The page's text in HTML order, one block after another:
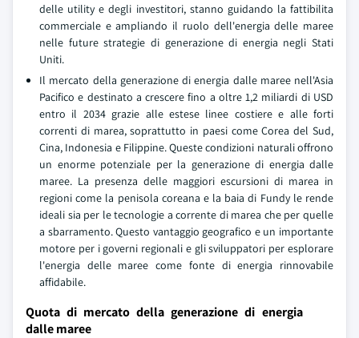
delle utility e degli investitori, stanno guidando la fattibilita
commerciale e ampliando il ruolo dell'energia delle maree
nelle future strategie di generazione di energia negli Stati
Uniti.
Il mercato della generazione di energia dalle maree nell'Asia
Pacifico e destinato a crescere fino a oltre 1,2 miliardi di USD
entro il 2034 grazie alle estese linee costiere e alle forti
correnti di marea, soprattutto in paesi come Corea del Sud,
Cina, Indonesia e Filippine. Queste condizioni naturali offrono
un enorme potenziale per la generazione di energia dalle
maree. La presenza delle maggiori escursioni di marea in
regioni come la penisola coreana e la baia di Fundy le rende
ideali sia per le tecnologie a corrente di marea che per quelle
a sbarramento. Questo vantaggio geografico e un importante
motore per i governi regionali e gli sviluppatori per esplorare
l'energia delle maree come fonte di energia rinnovabile
affidabile.
Quota di mercato della generazione di energia
dalle maree